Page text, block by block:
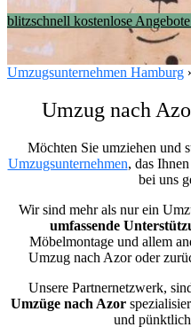
blitzschnell kostenlose
Umzugsunternehmen Hamburg
Umzug nach
Möchten Sie umziehen und
Umzugsunternehmen, das
bei uns
Wir sind mehr als nur ein
umfassende
Möbelmontage und allem
Umzug nach Azor oder
Unsere Partnernetzwerk,
Umzüge nach Azor
und